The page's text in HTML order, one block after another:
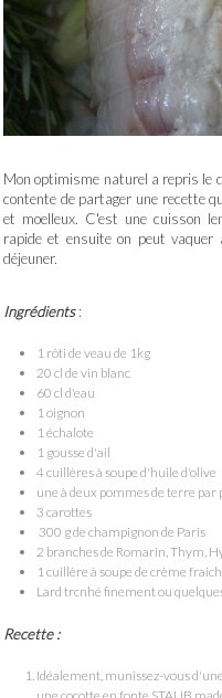
Mon optimisme naturel a repris le
contente de partager une recette
et moelleux. C'est une cuisson
rapide et ensuite on peut
déjeuner.
Ingrédients:
1 rôti de veau de 1kg
20 cl de vin blanc
60 cl d'eau
1 oignon
1 échalote
1 gousse d'ail
4 cuillères à soupe d'huile d'olive
une à deux pommes de terre par
3 carottes
300 g de champignon de Paris
2 branches de Romarin, Thym,
1 cuillère à soupe de crème
Lard trcnhé finement ou
Recette :
Idéalement, munissez-vous